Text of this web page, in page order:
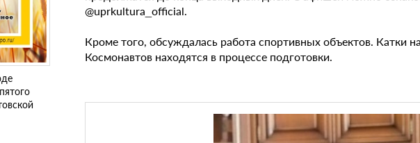
@uprkultura_official.
Кроме того, обсуждалась работа спортивных объектов. Катки
Космонавтов находятся в процессе подготовки.